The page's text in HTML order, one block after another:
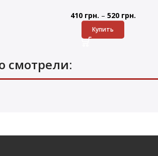
410 грн. – 520 грн.
Купить
смотрели: